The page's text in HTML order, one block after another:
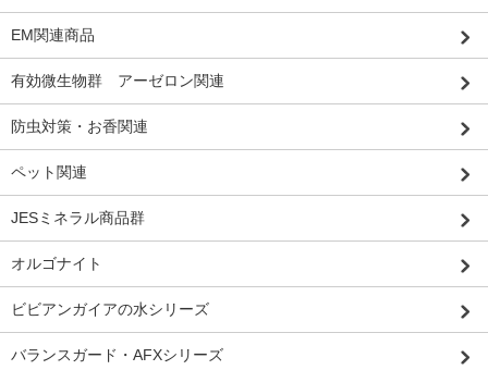
EM関連商品
有効微生物群 アーゼロン関連
防虫対策・お香関連
ペット関連
JESミネラル商品群
オルゴナイト
ビビアンガイアの水シリーズ
バランスガード・AFXシリーズ